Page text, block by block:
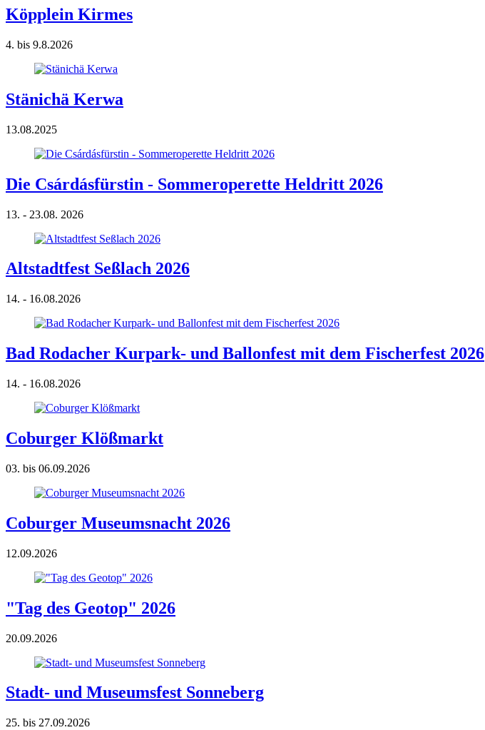
Köpplein Kirmes
4. bis 9.8.2026
Stänichä Kerwa
13.08.2025
Die Csárdásfürstin - Sommeroperette Heldritt 2026
13. - 23.08. 2026
Altstadtfest Seßlach 2026
14. - 16.08.2026
Bad Rodacher Kurpark- und Ballonfest mit dem Fischerfest 2026
14. - 16.08.2026
Coburger Klößmarkt
03. bis 06.09.2026
Coburger Museumsnacht 2026
12.09.2026
"Tag des Geotop" 2026
20.09.2026
Stadt- und Museumsfest Sonneberg
25. bis 27.09.2026